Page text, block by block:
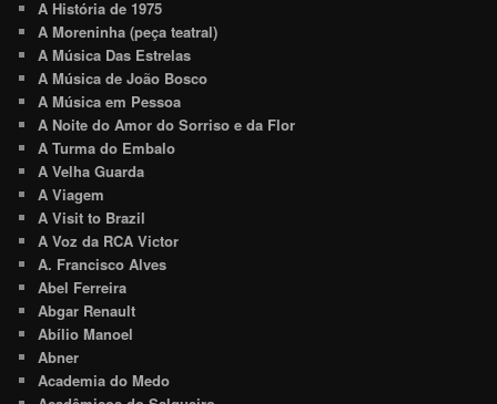
A História de 1975
A Moreninha (peça teatral)
A Música Das Estrelas
A Música de João Bosco
A Música em Pessoa
A Noite do Amor do Sorriso e da Flor
A Turma do Embalo
A Velha Guarda
A Viagem
A Visit to Brazil
A Voz da RCA Victor
A. Francisco Alves
Abel Ferreira
Abgar Renault
Abílio Manoel
Abner
Academia do Medo